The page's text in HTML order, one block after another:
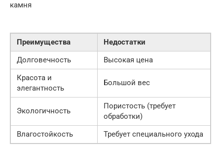
камня
Преимущества
Недостатки
Долговечность
Высокая цена
Красота и
элегантность
Большой вес
Экологичность
Пористость (требует
обработки)
Влагостойкость
Требует специального ухода